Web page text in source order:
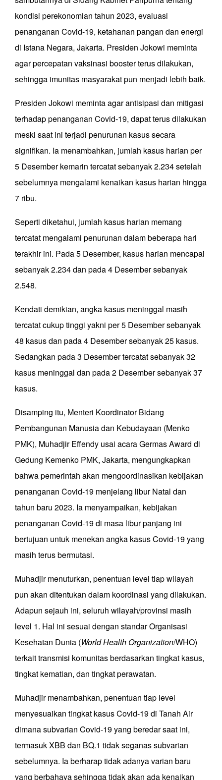
kondisi perekonomian tahun 2023, evaluasi
penanganan Covid-19, ketahanan pangan dan energi
di Istana Negara, Jakarta. Presiden Jokowi meminta
agar percepatan vaksinasi booster terus dilakukan,
sehingga imunitas masyarakat pun menjadi lebih baik.
Presiden Jokowi meminta agar antisipasi dan mitigasi
terhadap penanganan Covid-19, dapat terus dilakukan
meski saat ini terjadi penurunan kasus secara
signifikan. Ia menambahkan, jumlah kasus harian per
5 Desember kemarin tercatat sebanyak 2.234 setelah
sebelumnya mengalami kenaikan kasus harian hingga
7 ribu.
Seperti diketahui, jumlah kasus harian memang
tercatat mengalami penurunan dalam beberapa hari
terakhir ini. Pada 5 Desember, kasus harian mencapai
sebanyak 2.234 dan pada 4 Desember sebanyak
2.548.
Kendati demikian, angka kasus meninggal masih
tercatat cukup tinggi yakni per 5 Desember sebanyak
48 kasus dan pada 4 Desember sebanyak 25 kasus.
Sedangkan pada 3 Desember tercatat sebanyak 32
kasus meninggal dan pada 2 Desember sebanyak 37
kasus.
Disamping itu, Menteri Koordinator Bidang
Pembangunan Manusia dan Kebudayaan (Menko
PMK), Muhadjir Effendy usai acara Germas Award di
Gedung Kemenko PMK, Jakarta, mengungkapkan
bahwa pemerintah akan mengoordinasikan kebijakan
penanganan Covid-19 menjelang libur Natal dan
tahun baru 2023. Ia menyampaikan, kebijakan
penanganan Covid-19 di masa libur panjang ini
bertujuan untuk menekan angka kasus Covid-19 yang
masih terus bermutasi.
Muhadjir menuturkan, penentuan level tiap wilayah
pun akan ditentukan dalam koordinasi yang dilakukan.
Adapun sejauh ini, seluruh wilayah/provinsi masih
level 1. Hal ini sesuai dengan standar Organisasi
Kesehatan Dunia (World Health Organization/WHO)
terkait transmisi komunitas berdasarkan tingkat kasus,
tingkat kematian, dan tingkat perawatan.
Muhadjir menambahkan, penentuan tiap level
menyesuaikan tingkat kasus Covid-19 di Tanah Air
dimana subvarian Covid-19 yang beredar saat ini,
termasuk XBB dan BQ.1 tidak seganas subvarian
sebelumnya. Ia berharap tidak adanya varian baru
yang berbahaya sehingga tidak akan ada kenaikan